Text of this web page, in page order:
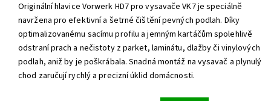
Originální hlavice Vorwerk HD7pro vysavačeVK7je speciálně
navržena pro efektivní a šetrné čištění pevných podlah. Díky
optimalizovanému sacímu profilu a jemným kartáčům spolehlivě
odstraní prach a nečistoty z parket, laminátu, dlažby či vinylových
podlah, aniž by je poškrábala. Snadná montáž na vysavač a plynulý
chod zaručují rychlý a precizní úklid domácnosti.